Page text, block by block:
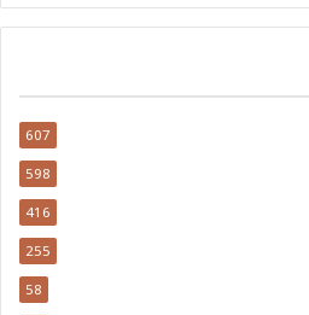
607
598
416
255
58